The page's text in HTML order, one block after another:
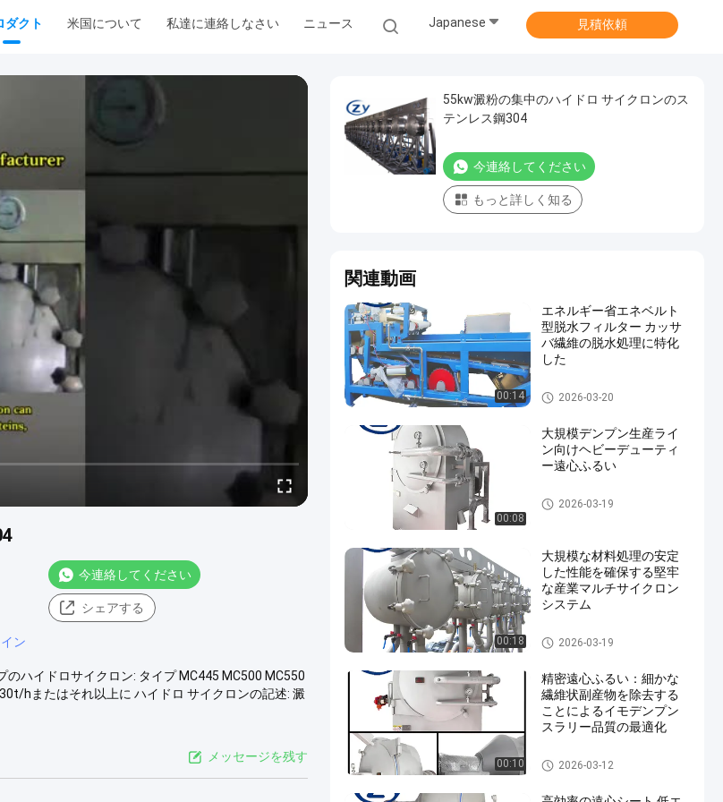
ダクト 米国について 私達に連絡しなさい ニュース Japanese 見積依頼
今連絡してください
シェアする
ン
ハイドロサイクロン: タイプ MC445 MC500 MC550
hまたはそれ以上に ハイドロ サイクロンの記述: 澱
メッセージを残す
55kw澱粉の集中のハイドロ サイクロンのス
テンレス鋼304
今連絡してください
もっと詳しく知る
関連動画
00:14
エネルギー省エネベルト
型脱水フィルター カッサ
バ繊維の脱水処理に特化
した
カッサバ澱粉の処理機械
2026-03-20
00:08
大規模デンプン生産ライ
ン向けヘビーデューティ
ー遠心ふるい
カッサバ澱粉の処理機械
2026-03-19
00:18
大規模な材料処理の安定
した性能を確保する堅牢
な産業マルチサイクロン
システム
カッサバ澱粉の処理機械
2026-03-19
00:10
精密遠心ふるい：細かな
繊維状副産物を除去する
ことによるイモデンプン
スラリー品質の最適化
カッサバ澱粉の処理機械
2026-03-12